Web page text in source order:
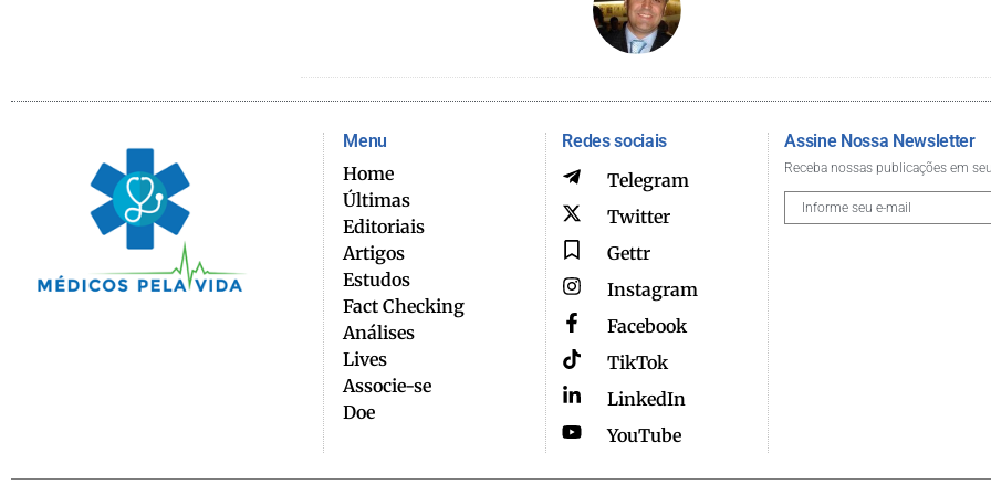
Menu
Home
Últimas
Editoriais
Artigos
Estudos
Fact Checking
Análises
Lives
Associe-se
Doe
Redes sociais
Telegram
Twitter
Gettr
Instagram
Facebook
TikTok
LinkedIn
YouTube
Assine Nossa Newsletter
Receba nossas publicações em